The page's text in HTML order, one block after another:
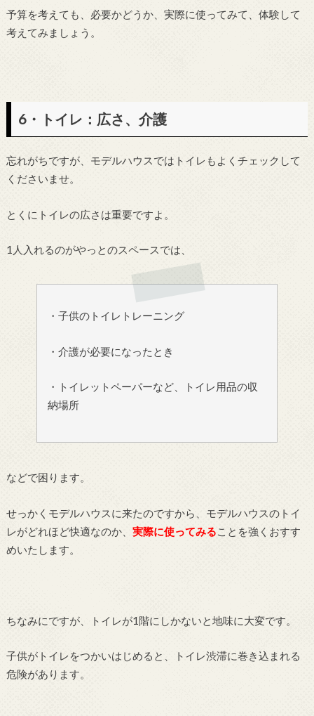
予算を考えても、必要かどうか、実際に使ってみて、体験して
考えてみましょう。
6・トイレ：広さ、介護
忘れがちですが、モデルハウスではトイレもよくチェックして
くださいませ。
とくにトイレの広さは重要ですよ。
1人入れるのがやっとのスペースでは、
・子供のトイレトレーニング
・介護が必要になったとき
・トイレットペーパーなど、トイレ用品の収
納場所
などで困ります。
せっかくモデルハウスに来たのですから、モデルハウスのトイ
レがどれほど快適なのか、 実際に使ってみることを強くおすす
めいたします。
ちなみにですが、トイレが1階にしかないと地味に大変です。
子供がトイレをつかいはじめると、トイレ渋滞に巻き込まれる
危険があります。